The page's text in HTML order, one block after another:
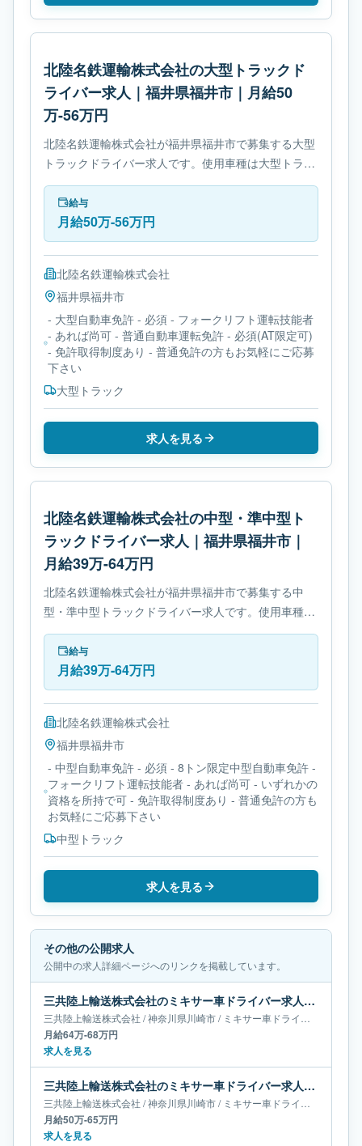
北陸名鉄運輸株式会社の大型トラックド
ライバー求人｜福井県福井市｜月給50
万-56万円
北陸名鉄運輸株式会社が福井県福井市で募集する大型
トラックドライバー求人です。使用車種は大型トラッ
クです。勤務時間は- 変形労働時間制です。必要免許
は- 大型自動車免許です。
給与
月給50万-56万円
北陸名鉄運輸株式会社
福井県福井市
- 大型自動車免許 - 必須 - フォークリフト運転技能者
- あれば尚可 - 普通自動車運転免許 - 必須(AT限定可)
- 免許取得制度あり - 普通免許の方もお気軽にご応募
下さい
大型トラック
求人を見る
北陸名鉄運輸株式会社の中型・準中型ト
ラックドライバー求人｜福井県福井市｜
月給39万-64万円
北陸名鉄運輸株式会社が福井県福井市で募集する中
型・準中型トラックドライバー求人です。使用車種は
中型トラックです。必要免許は- 中型自動車免許で
す。給与
月給39万-64万円
北陸名鉄運輸株式会社
福井県福井市
- 中型自動車免許 - 必須 - 8トン限定中型自動車免許 -
フォークリフト運転技能者 - あれば尚可 - いずれかの
資格を所持で可 - 免許取得制度あり - 普通免許の方も
お気軽にご応募下さい
中型トラック
求人を見る
その他の公開求人
公開中の求人詳細ページへのリンクを掲載しています。
三共陸上輸送株式会社のミキサー車ドライバー求人｜神奈川県川崎市｜月給64万-68万円
三共陸上輸送株式会社 /神奈川県川崎市/ ミキサー車ドライバー
月給64万-68万円
求人を見る
三共陸上輸送株式会社のミキサー車ドライバー求人｜神奈川県川崎市｜月給50万-65万円
三共陸上輸送株式会社 /神奈川県川崎市/ ミキサー車ドライバー
月給50万-65万円
求人を見る